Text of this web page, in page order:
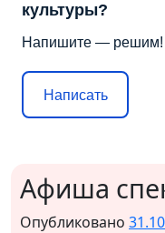
культуры?
Напишите — решим!
Написать
Афиша
Опубликовано